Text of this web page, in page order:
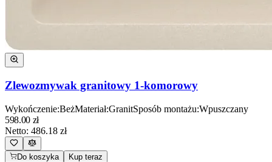
Zlewozmywak granitowy 1-komorowy
Wykończenie:BeżMateriał:GranitSposób montażu:Wpuszczany
598.00 zł
Netto: 486.18 zł
Do koszyka Kup teraz